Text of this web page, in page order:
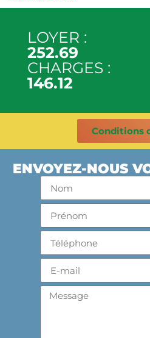
LOYER :
252.69
CHARGES :
146.12
Conditions
ENVOYEZ-NOUS